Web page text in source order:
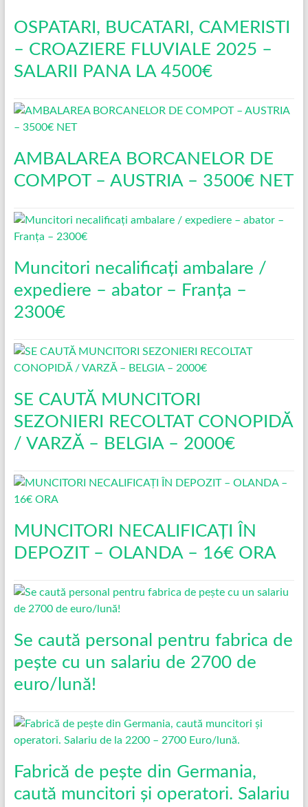
OSPATARI, BUCATARI, CAMERISTI
– CROAZIERE FLUVIALE 2025 –
SALARII PANA LA 4500€
AMBALAREA BORCANELOR DE
COMPOT – AUSTRIA – 3500€ NET
Muncitori necalificați ambalare /
expediere – abator – Franța –
2300€
SE CAUTĂ MUNCITORI
SEZONIERI RECOLTAT CONOPIDĂ
/ VARZĂ – BELGIA – 2000€
MUNCITORI NECALIFICAȚI ÎN
DEPOZIT – OLANDA – 16€ ORA
Se caută personal pentru fabrica de
pește cu un salariu de 2700 de
euro/lună!
Fabrică de pește din Germania,
caută muncitori și operatori. Salariu